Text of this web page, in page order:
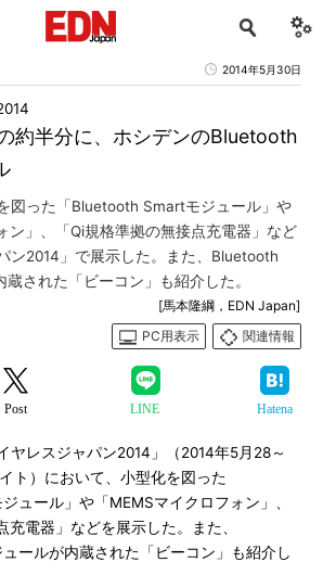
2014年5月30日
約半分に、ホシデンのBluetooth
図った「Bluetooth Smartモジュール」や
ン」、「Qi規格準拠の無接点充電器」など
ン2014」で展示した。また、Bluetooth
された「ビーコン」も紹介した。
[馬本隆綱，EDN Japan]
PC用表示
関連情報
Post LINE Hatena
レスジャパン2014」（2014年5月28～
ト）において、小型化を図った
ュール」や「MEMSマイクロフォン」、
充電器」などを展示した。また、
ールが内蔵された「ビーコン」も紹介し